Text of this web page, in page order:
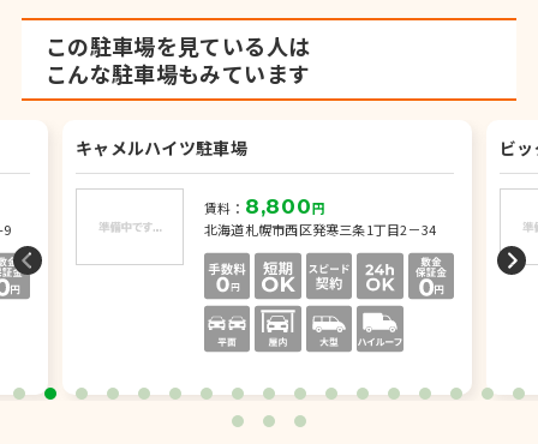
この駐車場を見ている人は
こんな駐車場もみています
9
キャメルハイツ駐車場
賃料： 8,800円
北海道札幌市西区発寒三条1丁目2－34
ビ